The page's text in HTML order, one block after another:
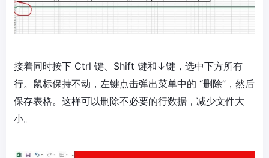
接着同时按下 Ctrl 键、Shift 键和↓键，选中下方所有
行。鼠标保持不动，左键点击弹出菜单中的 “删除”，然后
保存表格。这样可以删除不必要的行数据，减少文件大
小。